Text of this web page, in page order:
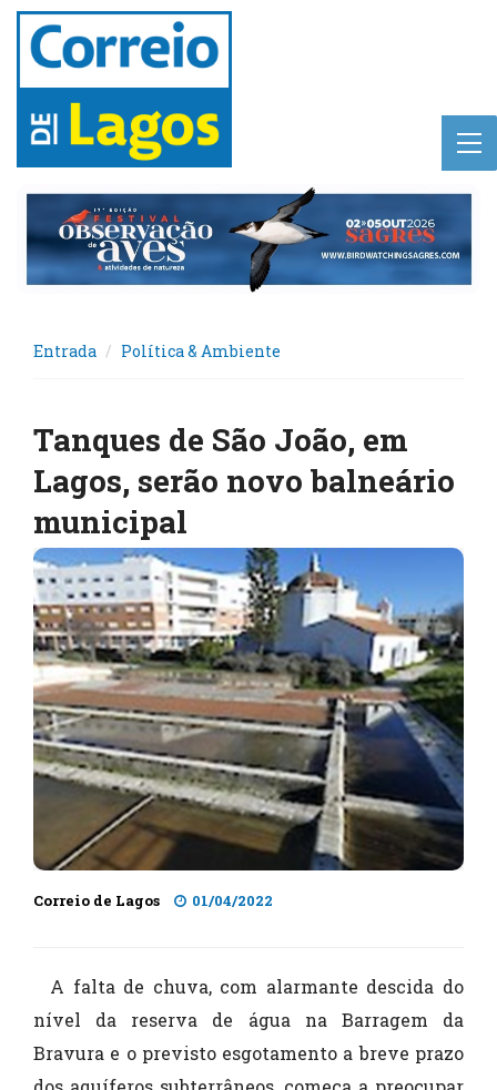
Entrada Política & Ambiente
Tanques de São João, em
Lagos, serão novo balneário
municipal
Correio de Lagos 01/04/2022
A falta de chuva, com alarmante descida do
nível da reserva de água na Barragem da
Bravura e o previsto esgotamento a breve prazo